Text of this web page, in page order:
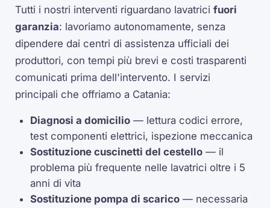
Tutti i nostri interventi riguardano lavatricifuori
garanzia: lavoriamo autonomamente, senza
dipendere dai centri di assistenza ufficiali dei
produttori, con tempi più brevi e costi trasparenti
comunicati prima dell'intervento. I servizi
principali che offriamo a Catania:
Diagnosi a domicilio — lettura codici errore,
test componenti elettrici, ispezione meccanica
Sostituzione cuscinetti del cestello — il
problema più frequente nelle lavatrici oltre i 5
anni di vita
Sostituzione pompa di scarico — necessaria